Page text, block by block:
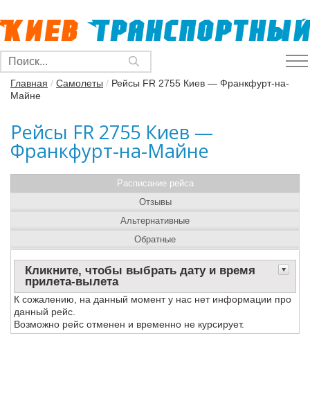
Главная / Самолеты / Рейсы FR 2755 Киев — Франкфурт-на-
Майне
Рейсы FR 2755 Киев —
Франкфурт-на-Майне
Расписание рейса
Кликните, чтобы выбрать дату и время
прилета-вылета
К сожалению, на данный момент у нас нет информации про
данный рейс.
Возможно рейс отменен и временно не курсирует.
Отзывы
Альтернативные
Обратные